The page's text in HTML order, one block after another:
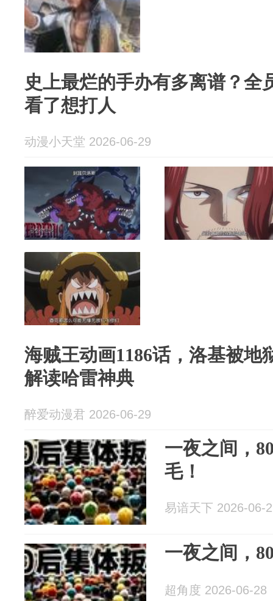
史上最烂的手办有多离谱？全
看了想打人
动漫小天堂 2026-06-29
海贼王动画1186话，洛基被地
解读哈雷神典
醉爱动漫君 2026-06-29
一夜之间，
毛！
易谙天下 2026-06-
一夜之间，
超角度 2026-06-28